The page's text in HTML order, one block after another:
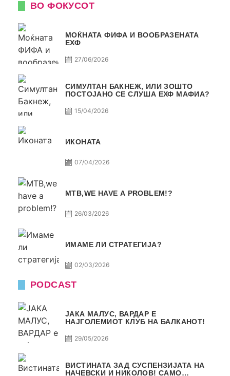
ВО ФОКУСОТ
МОЌНАТА ФИФА И ВООБРАЗЕНАТА
ЕХФ
27/06/2026
СИМУЛТАН БАКНЕЖ, ИЛИ ЗОШТО
ПОСТОЈАНО СЕ СЛУША ЕХФ МАФИА?
15/04/2026
ИКОНАТА
07/04/2026
МТВ,WE HAVE A PROBLEM!?
26/03/2026
ИМАМЕ ЛИ СТРАТЕГИЈА?
02/03/2026
PODCAST
ЈАКА МАЛУС, ВАРДАР Е
НАЈГОЛЕМИОТ КЛУБ НА БАЛКАНОТ!
29/05/2026
ВИСТИНАТА ЗАД СУСПЕНЗИЈАТА НА
НАЧЕВСКИ И НИКОЛОВ! САМО